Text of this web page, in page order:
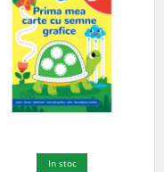
In stoc